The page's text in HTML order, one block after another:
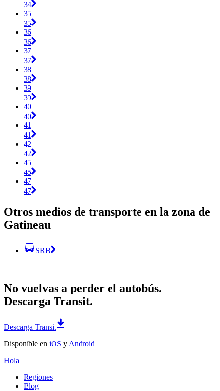
34
35
35
36
36
37
37
38
38
39
39
40
40
41
41
42
42
45
45
47
47
Otros medios de transporte en la zona de
Gatineau
SRB
No vuelvas a perder el autobús.
Descarga Transit.
Descarga Transit
Disponible en iOS y Android
Hola
Regiones
Blog